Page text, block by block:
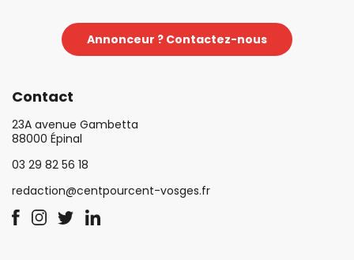
Annonceur ? Contactez-nous
Contact
23A avenue Gambetta
88000 Épinal
03 29 82 56 18
redaction@centpourcent-vosges.fr